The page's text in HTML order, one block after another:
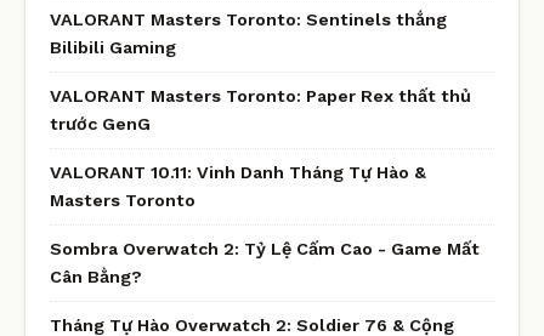
VALORANT Masters Toronto: Sentinels thắng
Bilibili Gaming
VALORANT Masters Toronto: Paper Rex thất thủ
trước GenG
VALORANT 10.11: Vinh Danh Tháng Tự Hào &
Masters Toronto
Sombra Overwatch 2: Tỷ Lệ Cấm Cao - Game Mất
Cân Bằng?
Tháng Tự Hào Overwatch 2: Soldier 76 & Cộng